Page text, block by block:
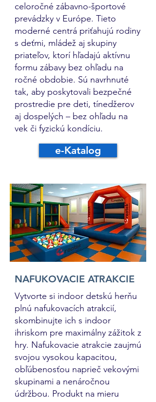
celoročné zábavno-športové
prevádzky v Európe. Tieto
moderné centrá priťahujú rodiny
s deťmi, mládež aj skupiny
priateľov, ktorí hľadajú aktívnu
formu zábavy bez ohľadu na
ročné obdobie. Sú navrhnuté
tak, aby poskytovali bezpečné
prostredie pre deti, tínedžerov
aj dospelých – bez ohľadu na
vek či fyzickú kondíciu.
e-Katalog
NAFUKOVACIE ATRAKCIE
Vytvorte si indoor detskú herňu
plnú nafukovacích atrakcií,
skombinujte ich s indoor
ihriskom pre maximálny zážitok z
hry. Nafukovacie atrakcie zaujmú
svojou vysokou kapacitou,
obľúbenosťou naprieč vekovými
skupinami a nenáročnou
údržbou. Produkt na mieru